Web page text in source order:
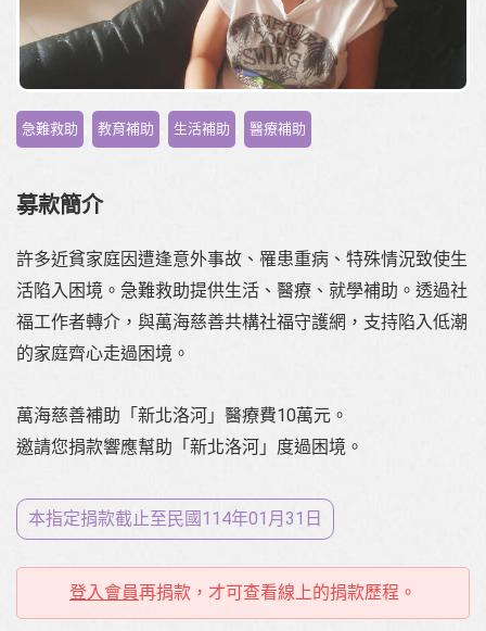
急難救助 教育補助 生活補助 醫療補助
募款簡介
許多近貧家庭因遭逢意外事故、罹患重病、特殊情況致使生
活陷入困境。急難救助提供生活、醫療、就學補助。透過社
福工作者轉介，與萬海慈善共構社福守護網，支持陷入低潮
的家庭齊心走過困境。
萬海慈善補助「新北洛河」醫療費10萬元。
邀請您捐款響應幫助「新北洛河」度過困境。
本指定捐款截止至⺠國114年01月31日
登入會員再捐款，才可查看線上的捐款歷程。